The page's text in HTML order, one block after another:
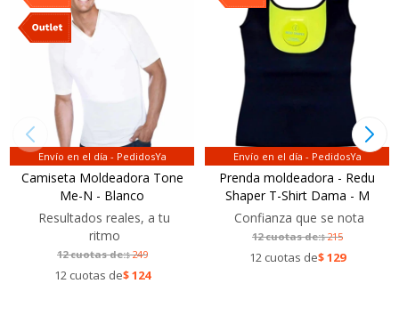
Envío en el día - PedidosYa
Camiseta Moldeadora Tone
Me-N - Blanco
Resultados reales, a tu
ritmo
12 cuotas de:$249
12 cuotas de$124
Envío en el día - PedidosYa
Prenda moldeadora - Redu
Shaper T-Shirt Dama - M
Confianza que se nota
12 cuotas de:$215
12 cuotas de$129